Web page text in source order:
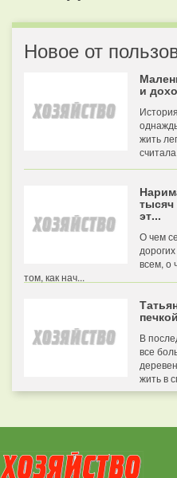
Новое от
и
жить
эт...
О чем
всем, о
том, как нач...
В
все
жить в